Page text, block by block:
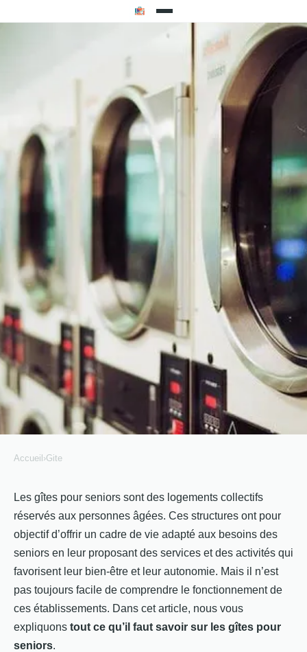
Qu'est-ce qu'un gîte pour
seniors ? Tout ce qu'il faut
savoir !
Naël•10 février 2022• 3 min de lecture
Accueil ›Gite
Les gîtes pour seniors sont des logements collectifs
réservés aux personnes âgées. Ces structures ont pour
objectif d’offrir un cadre de vie adapté aux besoins des
seniors en leur proposant des services et des activités qui
favorisent leur bien-être et leur autonomie. Mais il n’est
pas toujours facile de comprendre le fonctionnement de
ces établissements. Dans cet article, nous vous
expliquons tout ce qu’il faut savoir sur les gîtes pour
seniors.